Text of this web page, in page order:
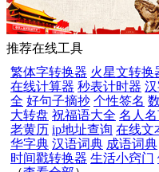
推荐在线工具
繁体字转换器 火星文转换
在线计算器 秒表计时器
全 好句子摘抄 个性签名
大转盘 祝福语大全 名人
老黄历 ip地址查询 在线文
华字典 汉语词典 成语词典
时间戳转换器 生活小窍门